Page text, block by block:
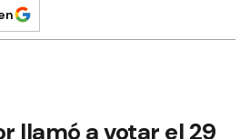
llamó a votar el 29